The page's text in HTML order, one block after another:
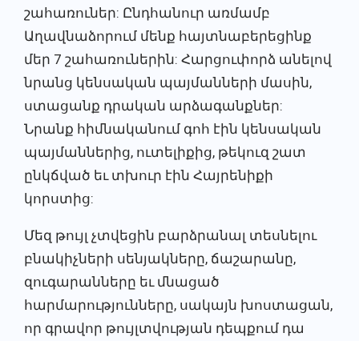
շահառուներ: Ընդհանուր առմամբ
Աղավնաձորում մենք հայտնաբերեցինք
մեր 7 շահառուներին: Հարցուփորձ անելով
նրանց կենսական պայմանների մասին,
ստացանք դրական արձագանքներ:
Նրանք հիմնականում գոհ էին կենսական
պայմաններից, ուտելիքից, թեկուզ շատ
ընկճված եւ տխուր էին Հայրենիքի
կորստից:
Մեզ թույլ չտվեցին բարձրանալ տեսնելու
բնակիչների սենյակները, ճաշարանը,
զուգարանները եւ մնացած
հարմարությունները, սակայն խոստացան,
որ գրավոր թույլտվության դեպքում դա